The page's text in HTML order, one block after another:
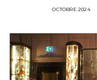
POSTED
OCTOBRE 2024